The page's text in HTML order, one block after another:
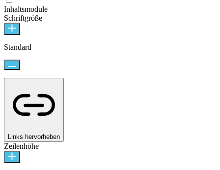
Inhaltsmodule
Schriftgröße
Standard
Links hervorheben
Zeilenhöhe